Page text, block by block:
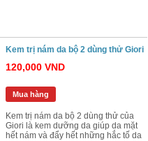
Kem trị nám da bộ 2 dùng thử Giori
120,000 VND
Mua hàng
Kem trị nám da bộ 2 dùng thử của
Giori là kem dưỡng da giúp da mặt
hết nám và đẩy hết những hắc tố da